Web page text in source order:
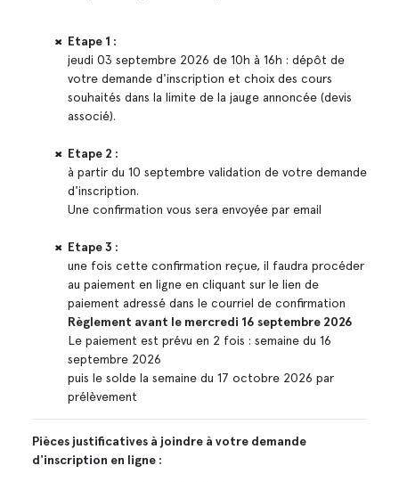
Etape 1 :
jeudi 03 septembre 2026 de 10h à 16h : dépôt de
votre demande d'inscription et choix des cours
souhaités dans la limite de la jauge annoncée (devis
associé).
Etape 2 :
à partir du 10 septembre validation de votre demande
d'inscription.
Une confirmation vous sera envoyée par email
Etape 3 :
une fois cette confirmation reçue, il faudra procéder
au paiement en ligne en cliquant sur le lien de
paiement adressé dans le courriel de confirmation
Règlement avant le mercredi 16 septembre 2026
Le paiement est prévu en 2 fois : semaine du 16
septembre 2026
puis le solde la semaine du 17 octobre 2026 par
prélèvement
Pièces justificatives à joindre à votre demande
d'inscription en ligne :